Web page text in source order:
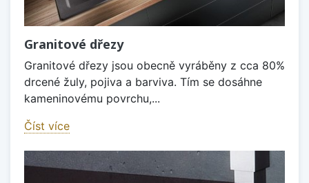
Granitové dřezy
Granitové dřezy jsou obecně vyráběny z cca 80%
drcené žuly, pojiva a barviva. Tím se dosáhne
kameninovému povrchu,...
Číst více